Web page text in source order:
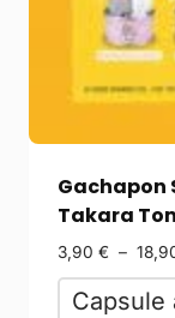
Gachapon
Takara
3,90 € –
Capsule